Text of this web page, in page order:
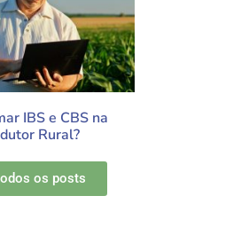
IBS e CBS na
Rural?
os posts